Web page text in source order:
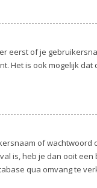
eerst of je
Het is ook mogelijk
of
is, heb je dan ooit
qua omvang te